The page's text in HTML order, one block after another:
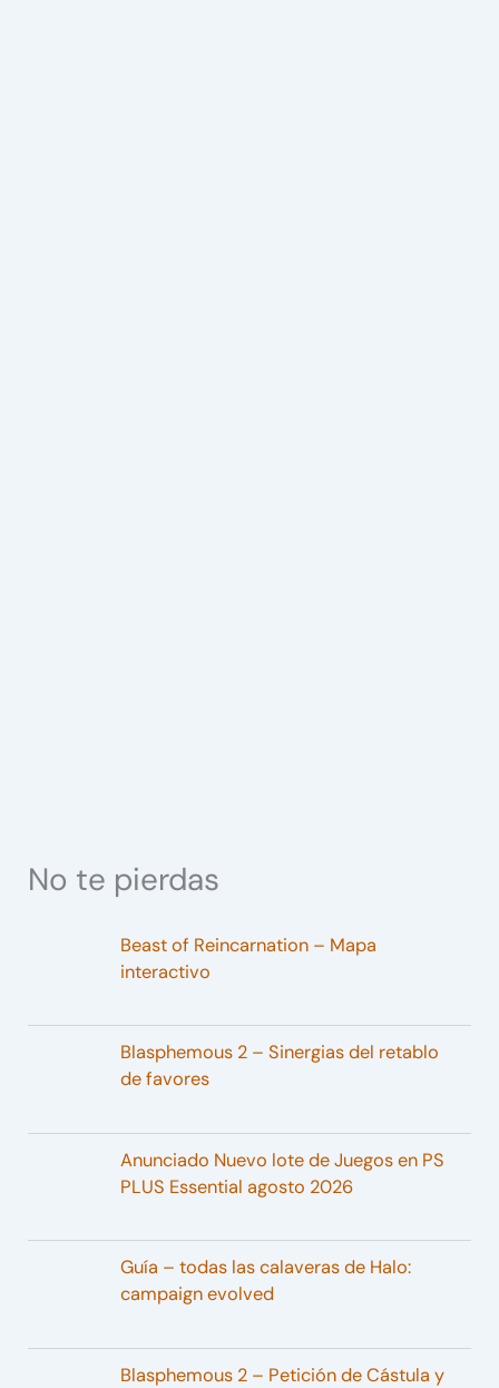
No te pierdas
Beast of Reincarnation – Mapa
interactivo
Blasphemous 2 – Sinergias del retablo
de favores
Anunciado Nuevo lote de Juegos en PS
PLUS Essential agosto 2026
Guía – todas las calaveras de Halo:
campaign evolved
Blasphemous 2 – Petición de Cástula y